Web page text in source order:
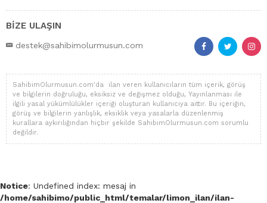
BİZE ULAŞIN
destek@sahibimolurmusun.com
SahibimOlurmusun.com'da ilan veren kullanıcıların tüm içerik, görüş
ve bilgilerin doğruluğu, eksiksiz ve değişmez olduğu, Yayınlanması ile
ilgili yasal yükümlülükler içeriği oluşturan kullanıcıya aittir. Bu içeriğin,
görüş ve bilgilerin yanlışlık, eksiklik veya yasalarla düzenlenmiş
kurallara aykırılığından hiçbir şekilde SahibimOlurmusun.com sorumlu
değildir.
Notice: Undefined index: mesaj in
/home/sahibimo/public_html/temalar/limon_ilan/ilan-